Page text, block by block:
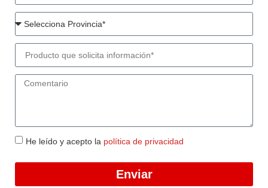
He leído y acepto la política de privacidad
Enviar